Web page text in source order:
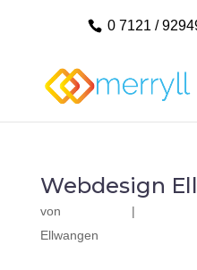
0 7121 /
Webdesign
von |
Ellwangen